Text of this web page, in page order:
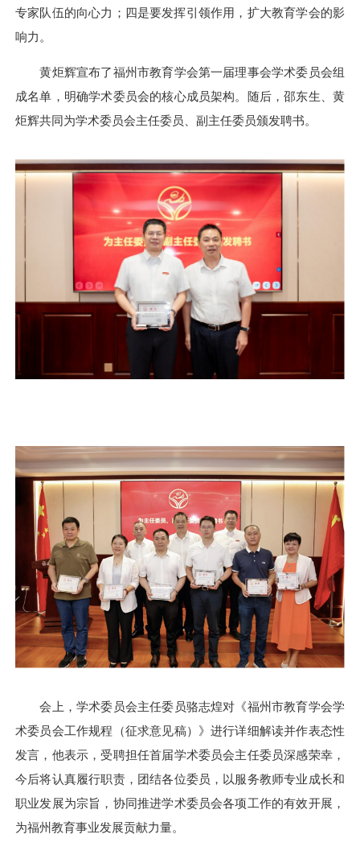
专家队伍的向心力；四是要发挥引领作用，扩大教育学会的影
响力。
黄炬辉宣布了福州市教育学会第一届理事会学术委员会组
成名单，明确学术委员会的核心成员架构。随后，邵东生、黄
炬辉共同为学术委员会主任委员、副主任委员颁发聘书。
会上， 学术委员会主任委员骆志煌对《福州市教育学会学
术委员会工作规程（征求意见稿）》进行详细解读并作表态性
发言，他表示，受聘担任首届学术委员会主任委员深感荣幸 ，
今后将认真履行职责，团结各位委员，以服务教师专业成长和
职业发展为宗旨，协同推进学术委员会各项工作的有效开展，
为福州教育事业发展贡献力量。